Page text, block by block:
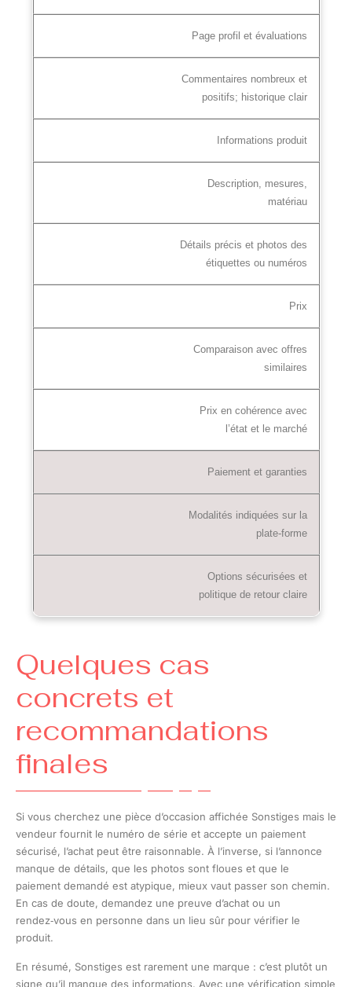
Page profil et évaluations
Commentaires nombreux et
positifs; historique clair
Informations produit
Description, mesures,
matériau
Détails précis et photos des
étiquettes ou numéros
Prix
Comparaison avec offres
similaires
Prix en cohérence avec
l’état et le marché
Paiement et garanties
Modalités indiquées sur la
plate‑forme
Options sécurisées et
politique de retour claire
Quelques cas
concrets et
recommandations
finales
Si vous cherchez une pièce d’occasion affichée Sonstiges mais le
vendeur fournit le numéro de série et accepte un paiement
sécurisé, l’achat peut être raisonnable. À l’inverse, si l’annonce
manque de détails, que les photos sont floues et que le
paiement demandé est atypique, mieux vaut passer son chemin.
En cas de doute, demandez une preuve d’achat ou un
rendez‑vous en personne dans un lieu sûr pour vérifier le
produit.
En résumé, Sonstiges est rarement une marque : c’est plutôt un
signe qu’il manque des informations. Avec une vérification simple